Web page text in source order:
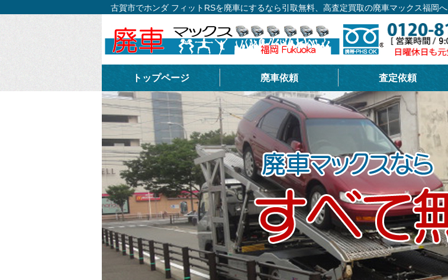
古賀市でホンダ フィットRSを廃車にするなら引取無料、高査定買取の廃車マックス福岡へ
トップページ 廃車依頼 査定依頼